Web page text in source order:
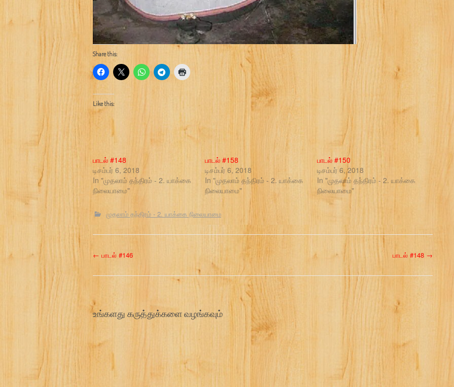
Share this:
Like this:
பாடல் #148
டிசம்பர் 6, 2018
In "முதலாம் தந்திரம் - 2. யாக்கை
நிலையாமை"
பாடல் #158
டிசம்பர் 6, 2018
In "முதலாம் தந்திரம் - 2. யாக்கை
நிலையாமை"
பாடல் #150
டிசம்பர் 6, 2018
In "முதலாம் தந்திரம் - 2. யாக்கை
நிலையாமை"
முதலாம் தந்திரம் - 2. யாக்கை நிலையாமை
P
o
s
t
n
a
← பாடல் #146 பாடல் #148 →
உங்களது கருத்துக்களை வழங்கவும்